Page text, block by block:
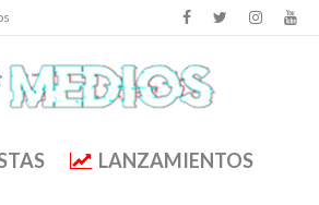
LANZAMIENTOS